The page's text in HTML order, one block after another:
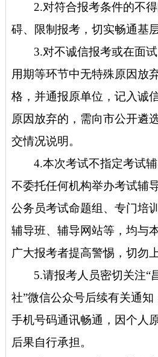
2.对符合报考条件的不
碍、限制报考，切实畅通基
3.对不诚信报考或在面
用期等环节中无特殊原因放
格，并通报原单位，记入诚
原因放弃的，需向市公开遴
交情况说明。
4.本次考试不指定考试
不委托任何机构举办考试辅
公务员考试命题组、专门培
辅导班、辅导网站等，均与
广大报考者提高警惕，切勿
5.请报考人员密切关注“
社”微信公众号后续有关通
手机号码通讯畅通，因个人
后果自行承担。